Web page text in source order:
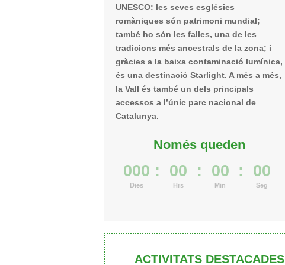
UNESCO: les seves esglésies
romàniques són patrimoni mundial;
també ho són les falles, una de les
tradicions més ancestrals de la zona; i
gràcies a la baixa contaminació lumínica,
és una destinació Starlight. A més a més,
la Vall és també un dels principals
accessos a l’únic parc nacional de
Catalunya.
Només queden
000
Dies
: 00
Hrs
: 00
Min
: 00
Seg
ACTIVITATS DESTACADES